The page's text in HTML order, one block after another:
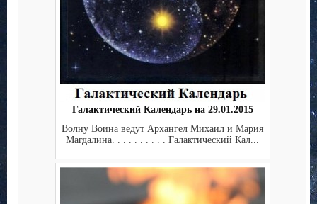
Галактический Календарь на 29.01.2015
Волну Воина ведут Архангел Михаил и Мария
Магдалина. . . . . . . . . . Галактический Кал...